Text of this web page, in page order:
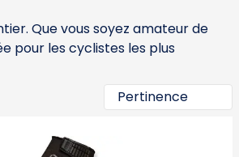
Genève
Neuchâtel
Que vous soyez amateur de
pour les cyclistes les plus